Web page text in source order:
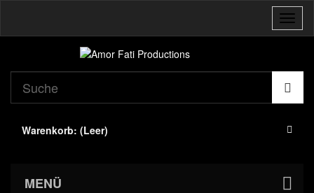
Warenkorb: (Leer)
MENÜ